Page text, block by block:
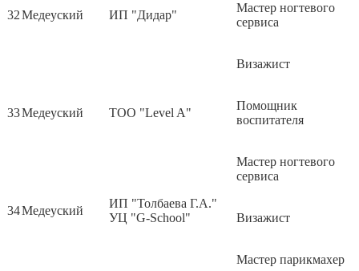
32Медеуский ИП "Дидар"
Мастер ногтевого
сервиса
Визажист
33Медеуский ТОО "Level A"
Помощник
воспитателя
34Медеуский
ИП "Толбаева Г.А."
УЦ "G-School"
Мастер ногтевого
сервиса
Визажист
Мастер парикмахер